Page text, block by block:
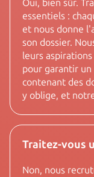
Oui, bien sûr.
essentiels :
et nous donne
son dossier.
leurs
pour garantir
contenant des
y oblige, et
Traitez-vous
Non, nous